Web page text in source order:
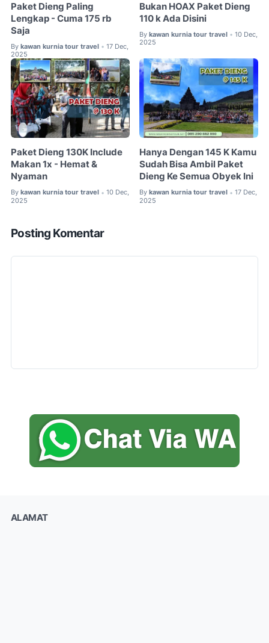
Paket Dieng Paling
Lengkap - Cuma 175 rb
Saja
By kawan kurnia tour travel • 17 Dec,
2025
Bukan HOAX Paket Dieng
110 k Ada Disini
By kawan kurnia tour travel • 10 Dec,
2025
Paket Dieng 130K Include
Makan 1x - Hemat &
Nyaman
By kawan kurnia tour travel • 10 Dec,
2025
Hanya Dengan 145 K Kamu
Sudah Bisa Ambil Paket
Dieng Ke Semua Obyek Ini
By kawan kurnia tour travel • 17 Dec,
2025
Posting Komentar
ALAMAT